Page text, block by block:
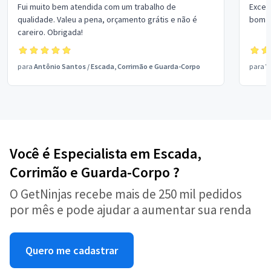
Fui muito bem atendida com um trabalho de
qualidade. Valeu a pena, orçamento grátis e não é
careiro. Obrigada!
para Antônio Santos /Escada, Corrimão e Guarda-Corpo
bom
para
Você é Especialista em Escada,
Corrimão e Guarda-Corpo ?
O GetNinjas recebe mais de 250 mil pedidos
por mês e pode ajudar a aumentar sua renda
Quero me cadastrar